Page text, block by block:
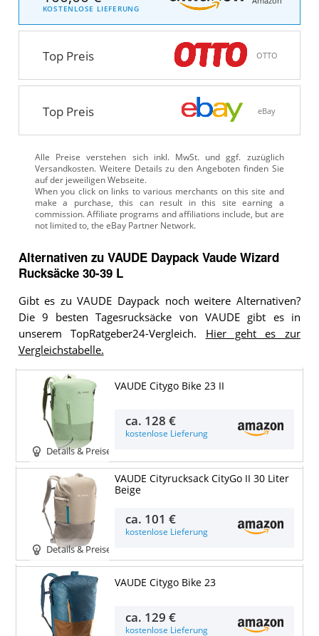
KOSTENLOSE LIEFERUNG
Top Preis OTTO
Top Preis eBay
Alle Preise verstehen sich inkl. MwSt. und ggf. zuzüglich
Versandkosten. Weitere Details zu den Angeboten finden Sie
auf der jeweiligen Webseite.
Alternativen zu VAUDE Daypack Vaude Wizard
Rucksäcke 30-39 L
Gibt es zu VAUDE Daypack noch weitere Alternativen?
Die 9 besten Tagesrucksäcke von VAUDE gibt es in
unserem TopRatgeber24-Vergleich. Hier geht es zur
Vergleichstabelle.
Details & Preise
VAUDE Citygo Bike 23 II
ca. 128 €
kostenlose Lieferung
Details & Preise
VAUDE Cityrucksack CityGo II 30 Liter
Beige
ca. 101 €
kostenlose Lieferung
VAUDE Citygo Bike 23
ca. 129 €
kostenlose Lieferung